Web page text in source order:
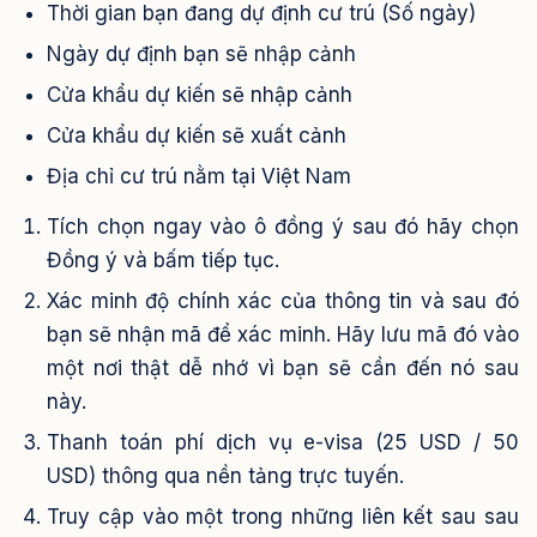
Thời gian bạn đang dự định cư trú (Số ngày)
Ngày dự định bạn sẽ nhập cảnh
Cửa khẩu dự kiến sẽ nhập cảnh
Cửa khẩu dự kiến sẽ xuất cảnh
Địa chỉ cư trú nằm tại Việt Nam
Tích chọn ngay vào ô đồng ý sau đó hãy chọn
Đồng ý và bấm tiếp tục.
Xác minh độ chính xác của thông tin và sau đó
bạn sẽ nhận mã để xác minh. Hãy lưu mã đó vào
một nơi thật dễ nhớ vì bạn sẽ cần đến nó sau
này.
Thanh toán phí dịch vụ e-visa (25 USD / 50
USD) thông qua nền tảng trực tuyến.
Truy cập vào một trong những liên kết sau sau